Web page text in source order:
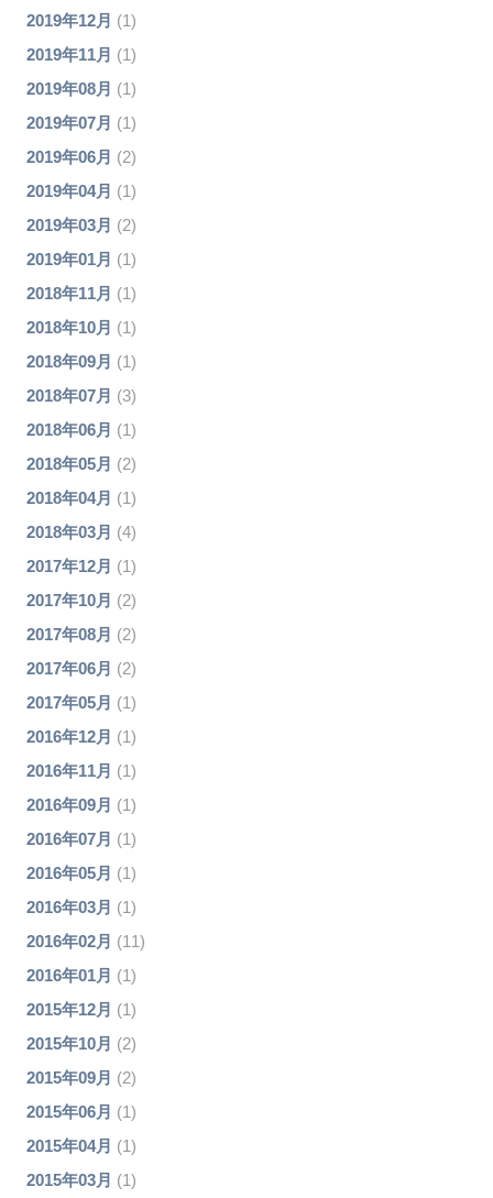
2019年12月 (1)
2019年11月 (1)
2019年08月 (1)
2019年07月 (1)
2019年06月 (2)
2019年04月 (1)
2019年03月 (2)
2019年01月 (1)
2018年11月 (1)
2018年10月 (1)
2018年09月 (1)
2018年07月 (3)
2018年06月 (1)
2018年05月 (2)
2018年04月 (1)
2018年03月 (4)
2017年12月 (1)
2017年10月 (2)
2017年08月 (2)
2017年06月 (2)
2017年05月 (1)
2016年12月 (1)
2016年11月 (1)
2016年09月 (1)
2016年07月 (1)
2016年05月 (1)
2016年03月 (1)
2016年02月 (11)
2016年01月 (1)
2015年12月 (1)
2015年10月 (2)
2015年09月 (2)
2015年06月 (1)
2015年04月 (1)
2015年03月 (1)